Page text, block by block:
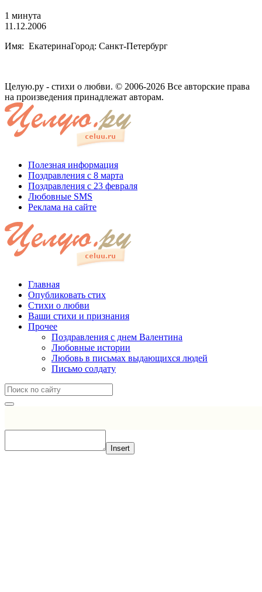
1 минута
11.12.2006
Имя: ЕкатеринаГород: Санкт-Петербург
Целую.ру - стихи о любви. © 2006-2026 Все авторские права
на произведения принадлежат авторам.
Полезная информация
Поздравления с 8 марта
Поздравления с 23 февраля
Любовные SMS
Реклама на сайте
Главная
Опубликовать стих
Стихи о любви
Ваши стихи и признания
Прочее
Поздравления с днем Валентина
Любовные истории
Любовь в письмах выдающихся людей
Письмо солдату
Insert